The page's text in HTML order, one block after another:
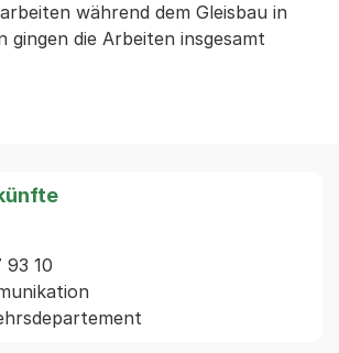
während dem Gleisbau in
gingen die Arbeiten insgesamt
93 10